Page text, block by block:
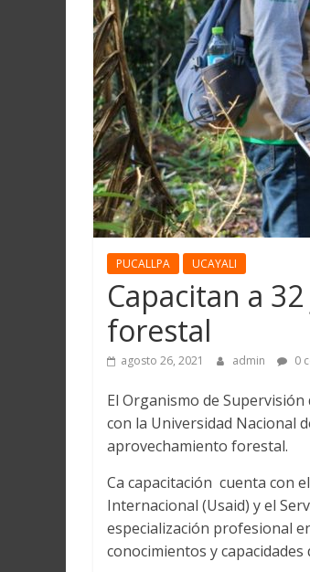
Martín
y
Loreto
PUCALLPA UCAYALI
Capacitan a
forestal
agosto 26, 2021 admin 0
El Organismo de
con la Universidad Nacional
aprovechamiento forestal.
Ca capacitación cuenta con
Internacional (Usaid) y el
especialización profesional
conocimientos y